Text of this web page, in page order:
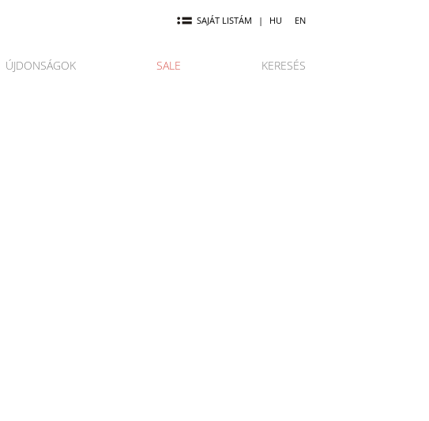
SAJÁT LISTÁM | HU EN
ÚJDONSÁGOK SALE KERESÉS